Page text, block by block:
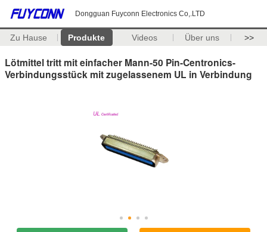
Dongguan Fuyconn Electronics Co,.LTD
Zu Hause Produkte Videos Über uns >>
Lötmittel tritt mit einfacher Mann-50 Pin-Centronics-
Verbindungsstück mit zugelassenem UL in Verbindung